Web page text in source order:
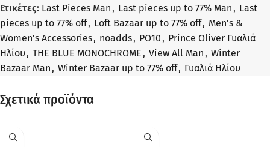
Ετικέτες: Last Pieces Man, Last pieces up to 77% Man, Last
pieces up to 77% off, Loft Bazaar up to 77% off, Men's &
Women's Accessories, noadds, PO10, Prince Oliver Γυαλιά
Ηλίου, THE BLUE MONOCHROME, View All Man, Winter
Bazaar Man, Winter Bazaar up to 77% off, Γυαλιά Ηλίου
Σχετικά προϊόντα